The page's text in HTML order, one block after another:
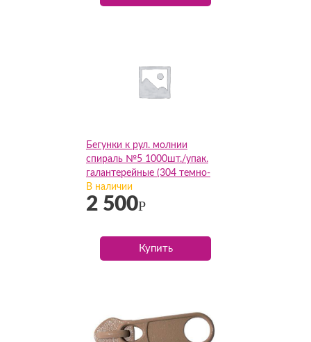
Бегунки к рул. молнии
спираль №5 1000шт./упак.
галантерейные (304 темно-
коричневый), упак
В наличии
2 500Р
Купить